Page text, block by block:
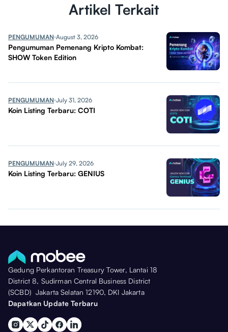
Artikel Terkait
PENGUMUMAN August 3, 2026
Pengumuman Pemenang Kripto Kombat:
SHOW Token Edition
PENGUMUMAN July 31, 2026
Koin Listing Terbaru: COTI
PENGUMUMAN July 29, 2026
Koin Listing Terbaru: GENIUS
Gedung Perkantoran Treasury Tower, Lantai 18
District 8, Sudirman Central Business District
(SCBD) Jakarta Selatan 12190, DKI Jakarta
Dapatkan Update Terbaru